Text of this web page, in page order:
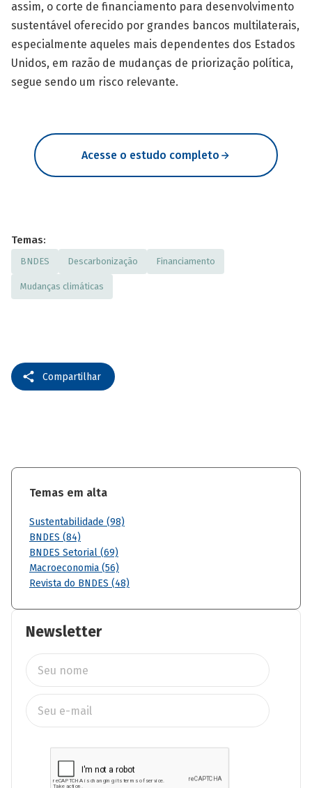
assim, o corte de financiamento para desenvolvimento
sustentável oferecido por grandes bancos multilaterais,
especialmente aqueles mais dependentes dos Estados
Unidos, em razão de mudanças de priorização política,
segue sendo um risco relevante.
Acesse o estudo completo
Temas:
BNDES Descarbonização Financiamento
Mudanças climáticas
Compartilhar
Temas em alta
Sustentabilidade (98)
BNDES (84)
BNDES Setorial (69)
Macroeconomia (56)
Revista do BNDES (48)
Newsletter